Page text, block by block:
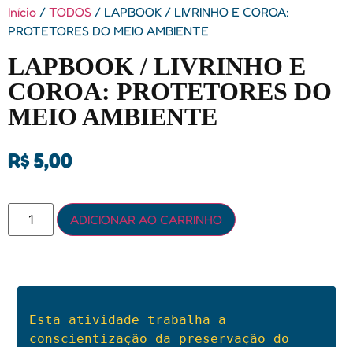
Início / TODOS / LAPBOOK / LIVRINHO E COROA:
PROTETORES DO MEIO AMBIENTE
LAPBOOK / LIVRINHO E
COROA: PROTETORES DO
MEIO AMBIENTE
R$5,00
ADICIONAR AO CARRINHO
Esta atividade trabalha a
conscientização da preservação do